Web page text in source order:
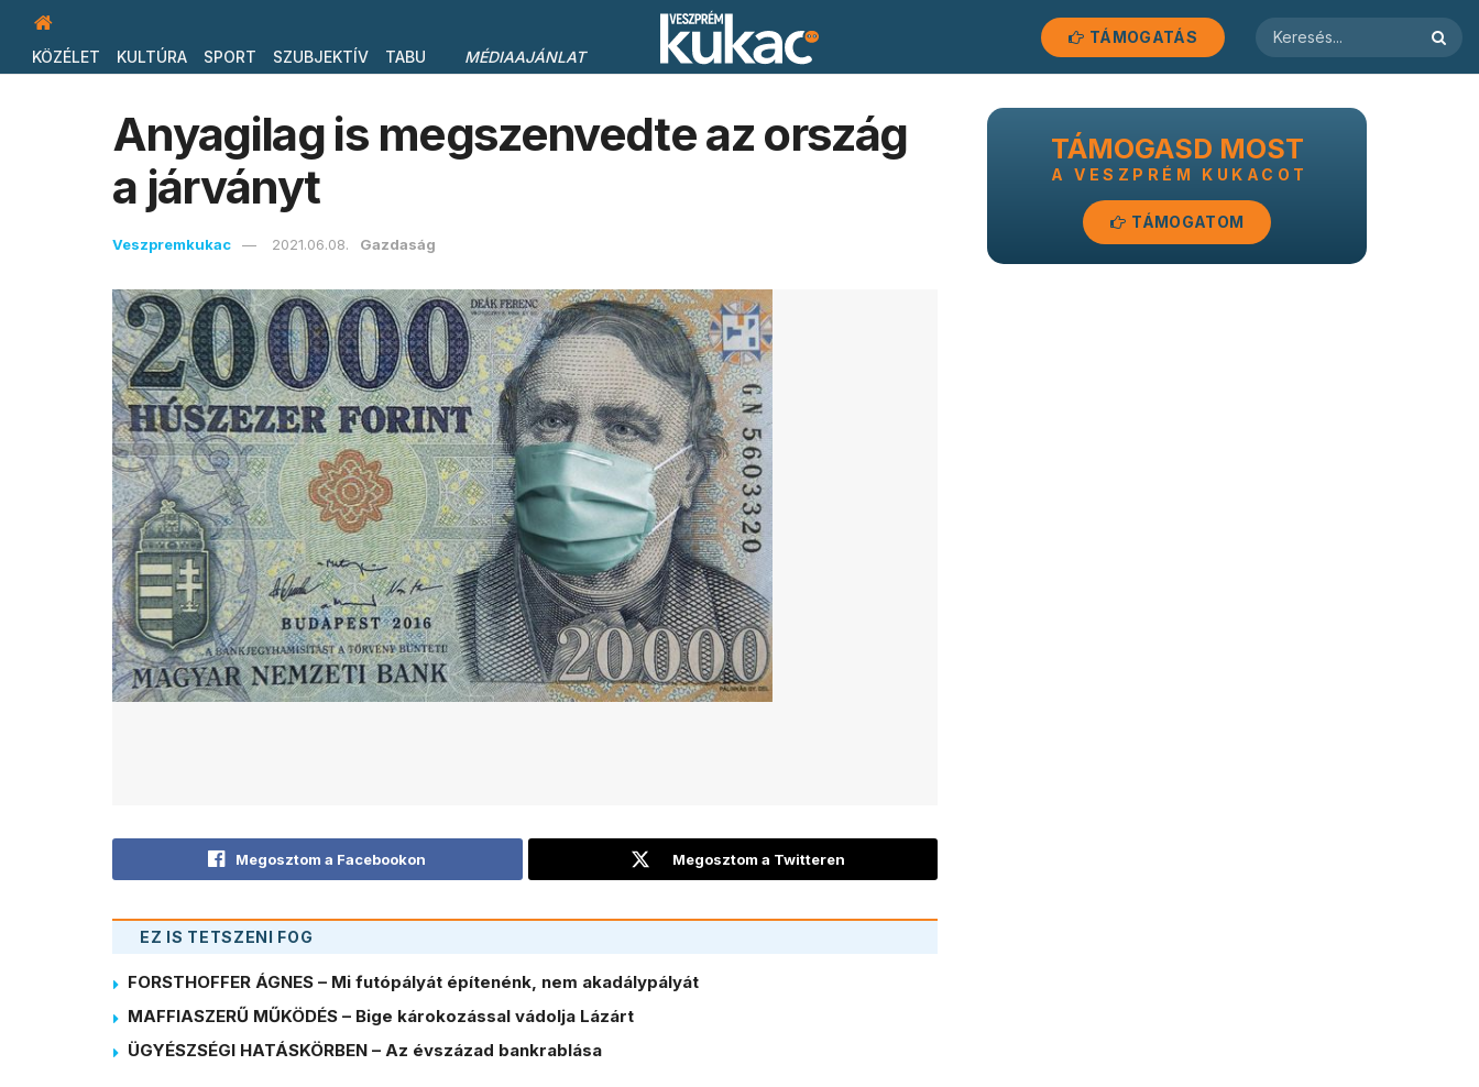
KÖZÉLET KULTÚRA SPORT SZUBJEKTÍV TABU MÉDIAAJÁNLAT
TÁMOGATÁS
Anyagilag is megszenvedte az ország
a járványt
Veszpremkukac 2021.06.08. Gazdaság
Megosztom a Facebookon Megosztom a Twitteren
EZ IS TETSZENI FOG
FORSTHOFFER ÁGNES – Mi futópályát építenénk, nem akadálypályát
MAFFIASZERŰ MŰKÖDÉS – Bige károkozással vádolja Lázárt
ÜGYÉSZSÉGI HATÁSKÖRBEN – Az évszázad bankrablása
TÁMOGASD MOST
A VESZPRÉM KUKACOT
TÁMOGATOM